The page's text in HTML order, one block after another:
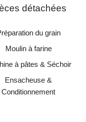
détachées
du grain
Moulin à farine
à pâtes & Séchoir
Ensacheuse &
Conditionnement